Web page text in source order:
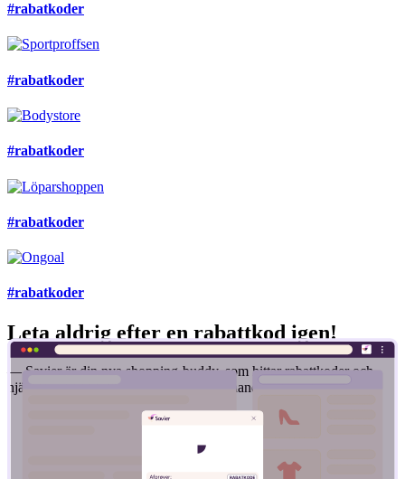
#rabatkoder
#rabatkoder
#rabatkoder
#rabatkoder
#rabatkoder
Leta aldrig efter en rabattkod igen!
— Savier är din nya shopping-buddy, som hittar rabattkoder och
hjälper dig att få det bästa priset när du handlar online.